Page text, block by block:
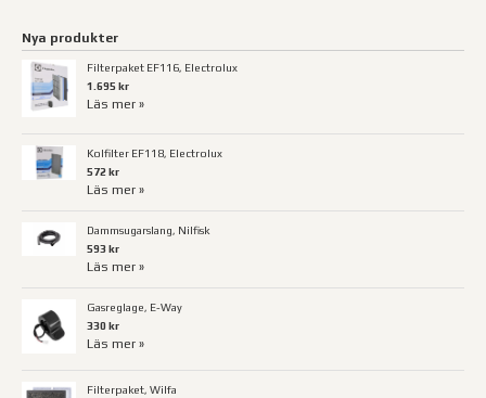
Nya produkter
Filterpaket EF116, Electrolux
1.695 kr
Läs mer »
Kolfilter EF118, Electrolux
572 kr
Läs mer »
Dammsugarslang, Nilfisk
593 kr
Läs mer »
Gasreglage, E-Way
330 kr
Läs mer »
Filterpaket, Wilfa